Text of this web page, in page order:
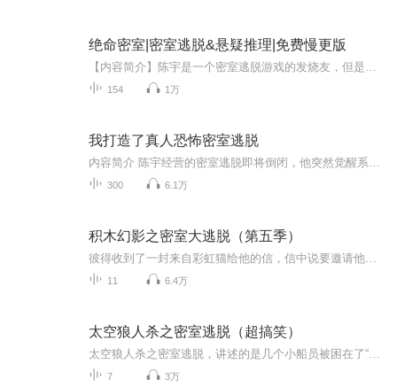
绝命密室|密室逃脱&悬疑推理|免费慢更版
154 1万
我打造了真人恐怖密室逃脱
300 6.1万
积木幻影之密室大逃脱（第五季）
11 6.4万
太空狼人杀之密室逃脱（超搞笑）
7 3万